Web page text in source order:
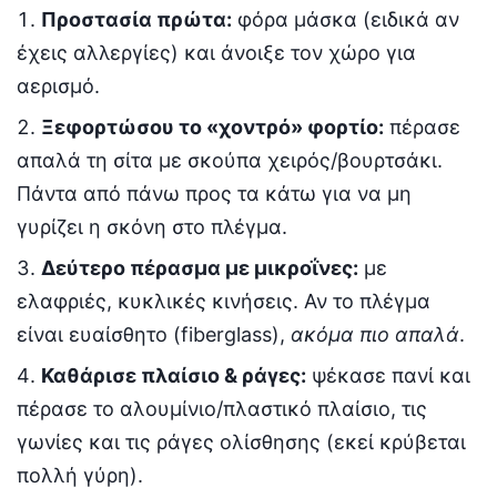
Προστασία πρώτα: φόρα μάσκα (ειδικά αν
έχεις αλλεργίες) και άνοιξε τον χώρο για
αερισμό.
Ξεφορτώσου το «χοντρό» φορτίο: πέρασε
απαλά τη σίτα με σκούπα χειρός/βουρτσάκι.
Πάντα από πάνω προς τα κάτω για να μη
γυρίζει η σκόνη στο πλέγμα.
Δεύτερο πέρασμα με μικροΐνες: με
ελαφριές, κυκλικές κινήσεις. Αν το πλέγμα
είναι ευαίσθητο (fiberglass), ακόμα πιο απαλά.
Καθάρισε πλαίσιο & ράγες: ψέκασε πανί και
πέρασε το αλουμίνιο/πλαστικό πλαίσιο, τις
γωνίες και τις ράγες ολίσθησης (εκεί κρύβεται
πολλή γύρη).